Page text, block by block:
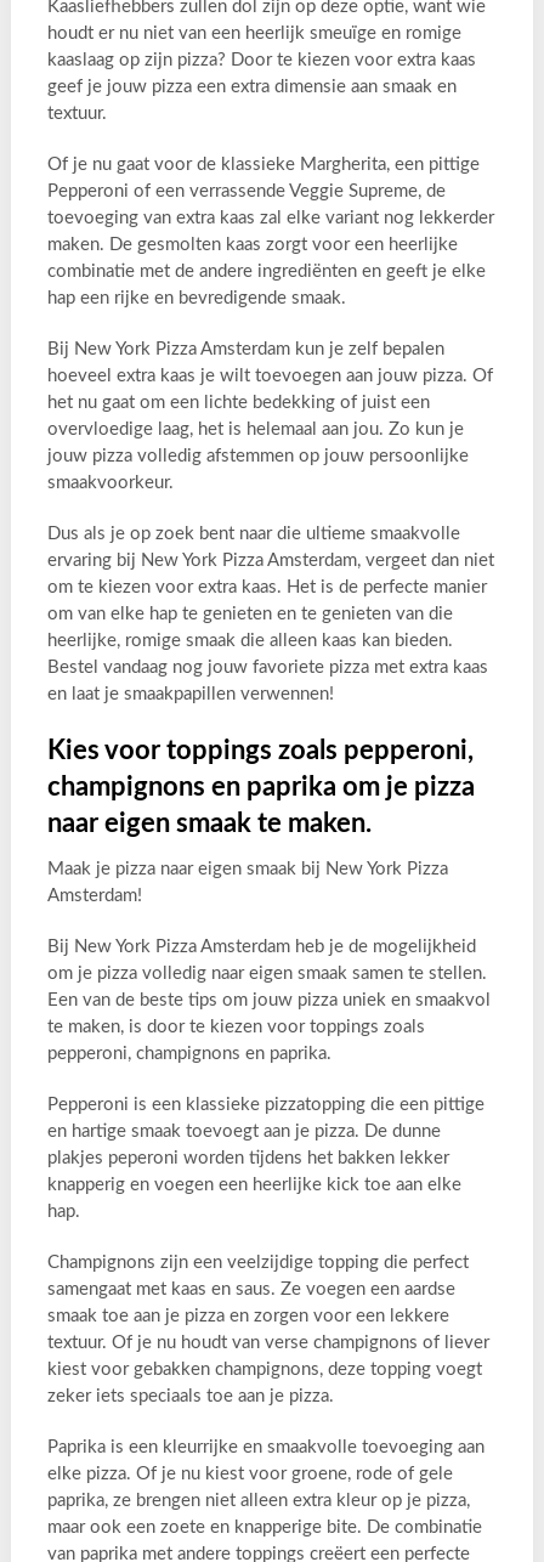
Kaasliefhebbers zullen dol zijn op deze optie, want wie
houdt er nu niet van een heerlijk smeuïge en romige
kaaslaag op zijn pizza? Door te kiezen voor extra kaas
geef je jouw pizza een extra dimensie aan smaak en
textuur.
Of je nu gaat voor de klassieke Margherita, een pittige
Pepperoni of een verrassende Veggie Supreme, de
toevoeging van extra kaas zal elke variant nog lekkerder
maken. De gesmolten kaas zorgt voor een heerlijke
combinatie met de andere ingrediënten en geeft je elke
hap een rijke en bevredigende smaak.
Bij New York Pizza Amsterdam kun je zelf bepalen
hoeveel extra kaas je wilt toevoegen aan jouw pizza. Of
het nu gaat om een lichte bedekking of juist een
overvloedige laag, het is helemaal aan jou. Zo kun je
jouw pizza volledig afstemmen op jouw persoonlijke
smaakvoorkeur.
Dus als je op zoek bent naar die ultieme smaakvolle
ervaring bij New York Pizza Amsterdam, vergeet dan niet
om te kiezen voor extra kaas. Het is de perfecte manier
om van elke hap te genieten en te genieten van die
heerlijke, romige smaak die alleen kaas kan bieden.
Bestel vandaag nog jouw favoriete pizza met extra kaas
en laat je smaakpapillen verwennen!
Kies voor toppings zoals pepperoni,
champignons en paprika om je pizza
naar eigen smaak te maken.
Maak je pizza naar eigen smaak bij New York Pizza
Amsterdam!
Bij New York Pizza Amsterdam heb je de mogelijkheid
om je pizza volledig naar eigen smaak samen te stellen.
Een van de beste tips om jouw pizza uniek en smaakvol
te maken, is door te kiezen voor toppings zoals
pepperoni, champignons en paprika.
Pepperoni is een klassieke pizzatopping die een pittige
en hartige smaak toevoegt aan je pizza. De dunne
plakjes peperoni worden tijdens het bakken lekker
knapperig en voegen een heerlijke kick toe aan elke
hap.
Champignons zijn een veelzijdige topping die perfect
samengaat met kaas en saus. Ze voegen een aardse
smaak toe aan je pizza en zorgen voor een lekkere
textuur. Of je nu houdt van verse champignons of liever
kiest voor gebakken champignons, deze topping voegt
zeker iets speciaals toe aan je pizza.
Paprika is een kleurrijke en smaakvolle toevoeging aan
elke pizza. Of je nu kiest voor groene, rode of gele
paprika, ze brengen niet alleen extra kleur op je pizza,
maar ook een zoete en knapperige bite. De combinatie
van paprika met andere toppings creëert een perfecte